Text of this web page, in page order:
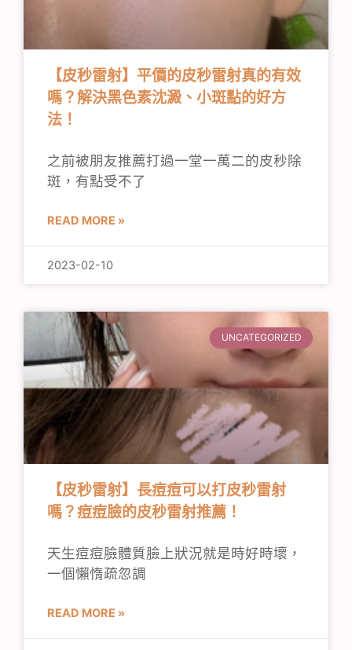
【皮秒雷射】平價的皮秒雷射真的有效
嗎？解決黑色素沈澱、小斑點的好方
法！
之前被朋友推薦打過一堂一萬二的皮秒除
斑，有點受不了
READ MORE »
2023-02-10
UNCATEGORIZED
【皮秒雷射】長痘痘可以打皮秒雷射
嗎？痘痘臉的皮秒雷射推薦！
天生痘痘臉體質臉上狀況就是時好時壞，
一個懶惰疏忽調
READ MORE »